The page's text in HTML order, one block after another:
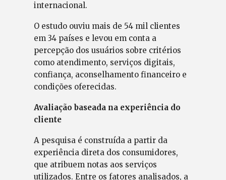
internacional.
O estudo ouviu mais de 54 mil clientes
em 34 países e levou em conta a
percepção dos usuários sobre critérios
como atendimento, serviços digitais,
confiança, aconselhamento financeiro e
condições oferecidas.
Avaliação baseada na experiência do
cliente
A pesquisa é construída a partir da
experiência direta dos consumidores,
que atribuem notas aos serviços
utilizados. Entre os fatores analisados, a